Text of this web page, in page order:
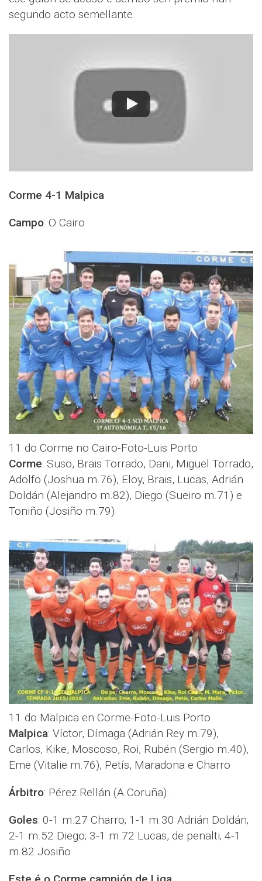
segundo acto semellante.
Corme 4-1 Malpica
Campo: O Cairo
11 do Corme no Cairo-Foto-Luis Porto
Corme: Suso, Brais Torrado, Dani, Miguel Torrado,
Adolfo (Joshua m.76), Eloy, Brais, Lucas, Adrián
Doldán (Alejandro m.82), Diego (Sueiro m.71) e
Toniño (Josiño m.79)
11 do Malpica en Corme-Foto-Luis Porto
Malpica: Víctor, Dímaga (Adrián Rey m.79),
Carlos, Kike, Moscoso, Roi, Rubén (Sergio m.40),
Eme (Vitalie m.76), Petís, Maradona e Charro
Árbitro: Pérez Rellán (A Coruña).
Goles: 0-1 m.27 Charro; 1-1 m.30 Adrián Doldán;
2-1 m.52 Diego; 3-1 m.72 Lucas, de penalti; 4-1
m.82 Josiño